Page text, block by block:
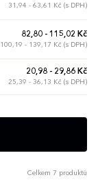
31,94 - 63,61 Kč (s DPH)
82,80 - 115,02 Kč
100,19 - 139,17 Kč (s DPH)
20,98 - 29,86 Kč
25,39 - 36,13 Kč (s DPH)
Celkem 7 produktů